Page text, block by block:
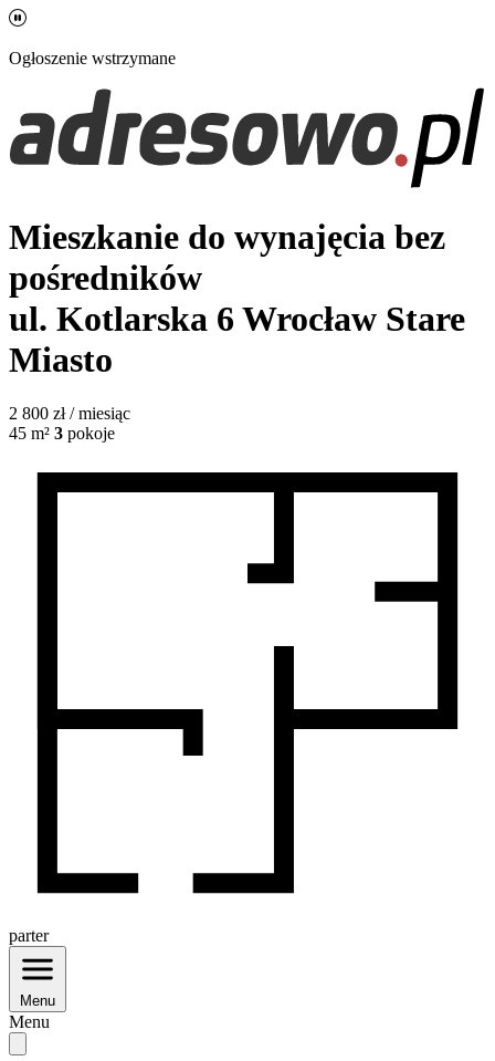
Ogłoszenie wstrzymane
Mieszkanie do wynajęcia bez
pośredników
ul. Kotlarska 6 Wrocław Stare
Miasto
2 800 zł / miesiąc
45 m² 3 pokoje
parter
Menu
Menu